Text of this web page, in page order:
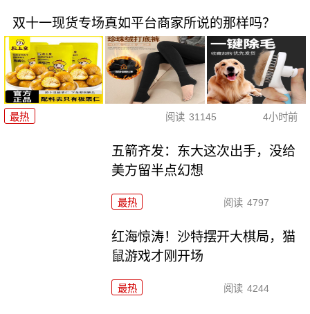
双十一现货专场真如平台商家所说的那样吗？
最热 阅读 31145 4小时前
五箭齐发：东大这次出手，没给
美方留半点幻想
最热 阅读 4797
红海惊涛！沙特摆开大棋局，猫
鼠游戏才刚开场
最热 阅读 4244